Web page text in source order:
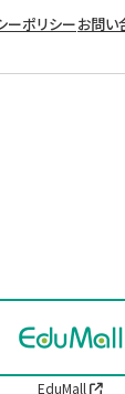
ーポリシーお問い
EduMall